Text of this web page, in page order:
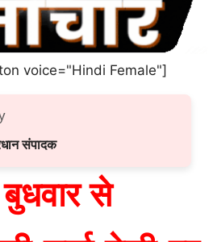
voice="Hindi Female"]
संपादक
बुधवार से